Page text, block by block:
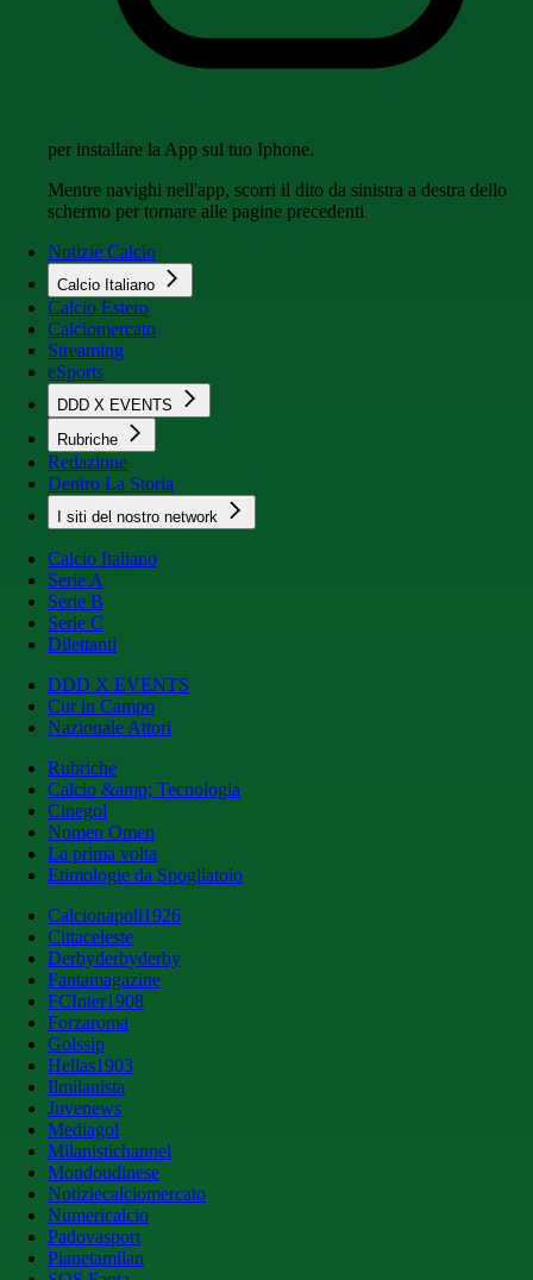
per installare la App sul tuo Iphone.
Mentre navighi nell'app, scorri il dito da sinistra a destra dello
schermo per tornare alle pagine precedenti
Notizie Calcio
Calcio Italiano
Calcio Estero
Calciomercato
Streaming
eSports
DDD X EVENTS
Rubriche
Redazione
Dentro La Storia
I siti del nostro network
Calcio Italiano
Serie A
Serie B
Serie C
Dilettanti
DDD X EVENTS
Cur in Campo
Nazionale Attori
Rubriche
Calcio &amp; Tecnologia
Cinegol
Nomen Omen
La prima volta
Etimologie da Spogliatoio
Calcionapoli1926
Cittaceleste
Derbyderbyderby
Fantamagazine
FCInter1908
Forzaroma
Golssip
Hellas1903
Ilmilanista
Juvenews
Mediagol
Milanistichannel
Mondoudinese
Notiziecalciomercato
Numericalcio
Padovasport
Pianetamilan